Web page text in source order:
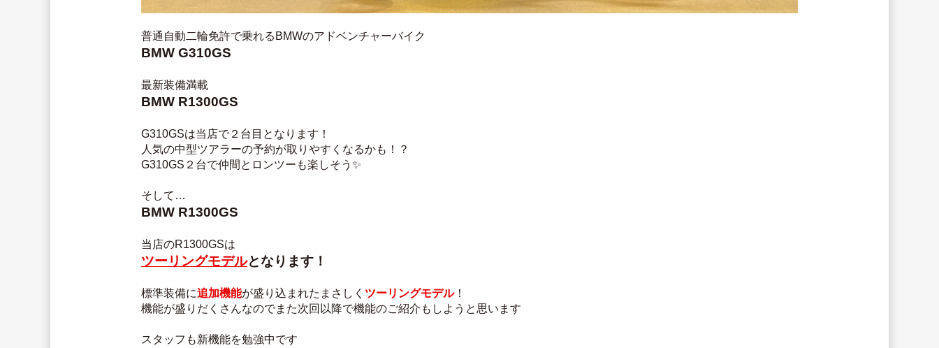
普通自動二輪免許で乗れるBMWのアドベンチャーバイク
BMW G310GS
最新装備満載
BMW R1300GS
G310GSは当店で２台目となります！
人気の中型ツアラーの予約が取りやすくなるかも！？
G310GS２台で仲間とロンツーも楽しそう✨
そして…
BMW R1300GS
当店のR1300GSは
ツーリングモデルとなります！
標準装備に追加機能が盛り込まれたまさしく ツーリングモデル！
機能が盛りだくさんなのでまた次回以降で機能のご紹介もしようと思います
スタッフも新機能を勉強中です